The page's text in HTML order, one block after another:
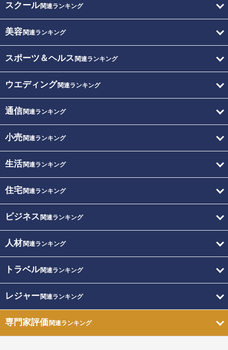
スクール関連ランキング
美容関連ランキング
スポーツ＆ヘルス 関連ランキング
ウエディング関連ランキング
通信関連ランキング
小売関連ランキング
生活関連ランキング
住宅関連ランキング
ビジネス 関連ランキング
人材関連ランキング
トラベル関連ランキング
レジャー関連ランキング
専門家評価関連ランキング